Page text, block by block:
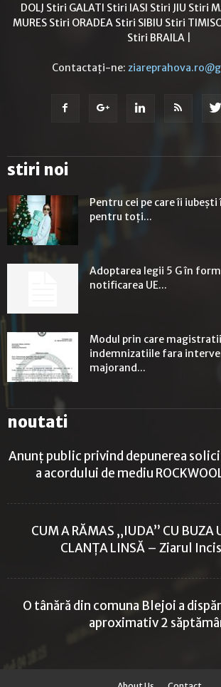
DOLJ Stiri GALATI Stiri IASI Stiri JIU Stiri
MURES Stiri ORADEA Stiri SIBIU Stiri
Stiri BRAILA
Contactați-ne:
stiri noi
Pentru cei pe care îi
pentru toți...
Adoptarea legii 5 G în
notificarea UE...
Modul prin care
indemnizatiile fara
majorand...
noutati
Anunț public privind depunerea
a acordului de mediu
CUM A RĂMAS „IUDA” CU BUZA
CLANȚA LINSĂ – Ziarul
O tânără din comuna Blejoi a
aproximativ 2